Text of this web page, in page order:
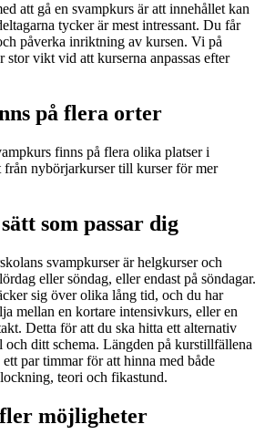
att gå en svampkurs är att innehållet kan
tycker är mest intressant. Du får
påverka inriktning av kursen. Vi på
stor vikt vid att kurserna anpassas efter
på flera orter
finns på flera olika platser i
nybörjarkurser till kurser för mer
som passar dig
svampkurser är helgkurser och
eller söndag, eller endast på söndagar.
sig över olika lång tid, och du har
mellan en kortare intensivkurs, eller en
Detta för att du ska hitta ett alternativ
och ditt schema. Längden på kurstillfällena
par timmar för att hinna med både
teori och fikastund.
möjligheter